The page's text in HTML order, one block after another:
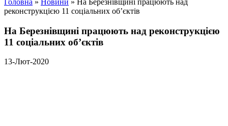
Головна » Новини » На Березнівщині працюють над
реконструкцією 11 соціальних об’єктів
На Березнівщині працюють над реконструкцією
11 соціальних об’єктів
13-Лют-2020